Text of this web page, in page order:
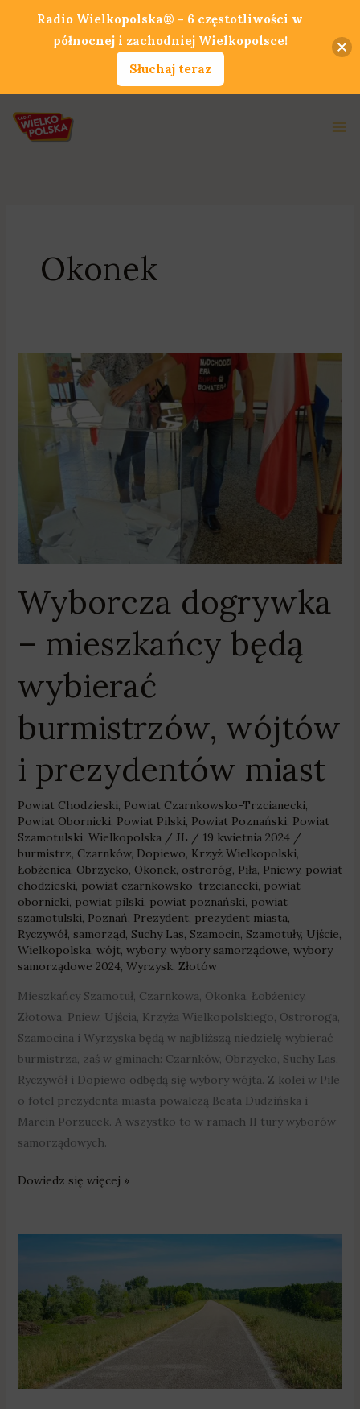
Okonek
Wyborcza dogrywka
– mieszkańcy będą
wybierać
burmistrzów, wójtów
i prezydentów miast
Powiat Chodzieski, Powiat Czarnkowsko-Trzcianecki,
Powiat Obornicki, Powiat Pilski, Powiat Poznański, Powiat
Szamotulski, Wielkopolska/ JL / 19 kwietnia 2024 /
burmistrz, Czarnków, Dopiewo, Krzyż Wielkopolski,
Łobżenica, Obrzycko, Okonek, ostroróg, Piła, Pniewy, powiat
chodzieski, powiat czarnkowsko-trzcianecki, powiat
obornicki, powiat pilski, powiat poznański, powiat
szamotulski, Poznań, Prezydent, prezydent miasta,
Ryczywół, samorząd, Suchy Las, Szamocin, Szamotuły, Ujście,
Wielkopolska, wójt, wybory, wybory samorządowe, wybory
samorządowe 2024, Wyrzysk, Złotów
Mieszkańcy Szamotuł, Czarnkowa, Okonka, Łobżenicy,
Złotowa, Pniew, Ujścia, Krzyża Wielkopolskiego, Ostroroga,
Szamocina i Wyrzyska będą w najbliższą niedzielę wybierać
burmistrza, zaś w gminach: Czarnków, Obrzycko, Suchy Las,
Ryczywół i Dopiewo odbędą się wybory wójta. Z kolei w Pile
o fotel prezydenta miasta powalczą Beata Dudzińska i
Marcin Porzucek. A wszystko to w ramach II tury wyborów
samorządowych.
Wyborcza
dogrywka
mieszkańcy
wybierać
burmistrzów,
wójtów
prezydentów
Dowiedz się więcej »
zł
na
drogi
do
gruntów
Radio Wielkopolska® - 6 częstotliwości w
północnej i zachodniej Wielkopolsce!
Słuchaj teraz